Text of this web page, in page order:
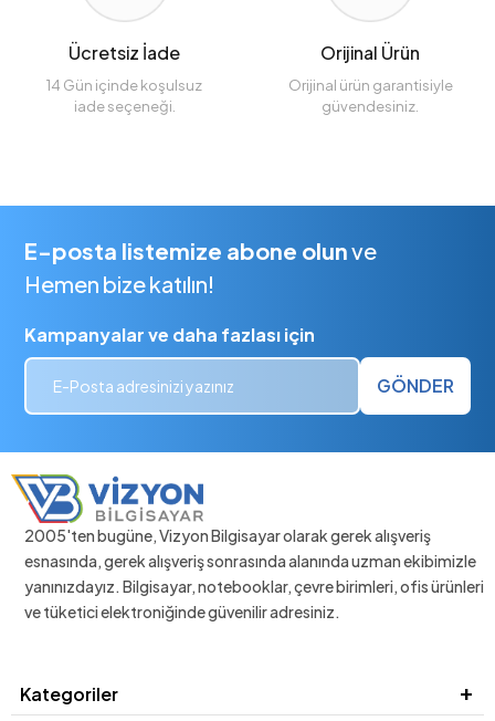
Ücretsiz İade
14 Gün içinde koşulsuz
iade seçeneği.
Orijinal Ürün
Orijinal ürün garantisiyle
güvendesiniz.
E-posta listemize abone olunve
Hemen bize katılın!
Kampanyalar ve daha fazlası için
GÖNDER
2005'ten bugüne, Vizyon Bilgisayar olarak gerek alışveriş
esnasında, gerek alışveriş sonrasında alanında uzman ekibimizle
yanınızdayız. Bilgisayar, notebooklar, çevre birimleri, ofis ürünleri
ve tüketici elektroniğinde güvenilir adresiniz.
Kategoriler